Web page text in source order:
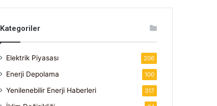
Kategoriler
Elektrik Piyasası 206
Enerji Depolama 100
Yenilenebilir Enerji Haberleri 317